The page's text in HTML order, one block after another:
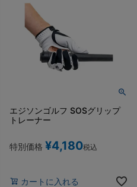
エジソンゴルフ SOSグリップ
トレーナー
特別価格 ¥4,180税込
カートに入れる